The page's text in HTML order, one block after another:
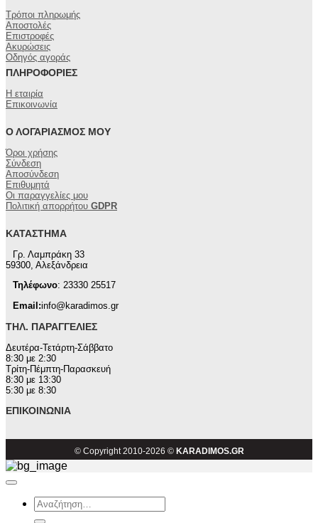
Τρόποι πληρωμής
Αποστολές
Επιστροφές
Ακυρώσεις
Οδηγός αγοράς
ΠΛΗΡΟΦΟΡΊΕΣ
Η εταιρία
Επικοινωνία
Ο ΛΟΓΑΡΙΑΣΜΌΣ ΜΟΥ
Όροι χρήσης
Σύνδεση
Αποσύνδεση
Επιθυμητά
Οι παραγγελίες μου
Πολιτική απορρήτου GDPR
ΚΑΤΆΣΤΗΜΑ
Γρ. Λαμπράκη 33
59300, Αλεξάνδρεια
Τηλέφωνο: 23330 25517
Email:info@karadimos.gr
ΤΗΛ. ΠΑΡΑΓΓΕΛΊΕΣ
Δευτέρα-Τετάρτη-Σάββατο
8:30 με 2:30
Τρίτη-Πέμπτη-Παρασκευή
8:30 με 13:30
5:30 με 8:30
ΕΠΙΚΟΙΝΩΝΊΑ
© Copyright 2010-2026 © KARADIMOS.GR
Αναζήτηση
για: